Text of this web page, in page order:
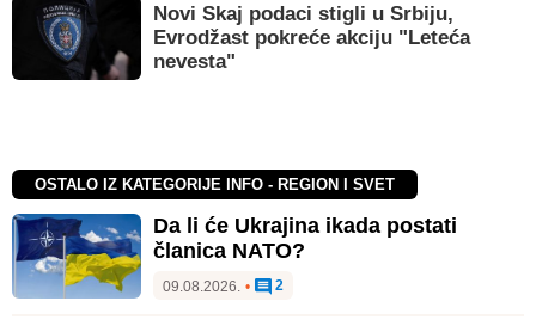
Novi Skaj podaci stigli u Srbiju,
Evrodžast pokreće akciju "Leteća
nevesta"
OSTALO IZ KATEGORIJE INFO - REGION I SVET
Da li će Ukrajina ikada postati
članica NATO?
09.08.2026. • 2